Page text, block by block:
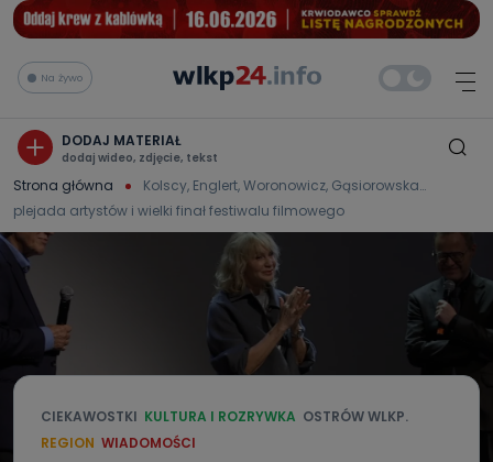
Na żywo
DODAJ MATERIAŁ
dodaj wideo, zdjęcie, tekst
Strona główna
Kolscy, Englert, Woronowicz, Gąsiorowska…
plejada artystów i wielki finał festiwalu filmowego
CIEKAWOSTKI KULTURA I ROZRYWKA OSTRÓW WLKP.
REGION WIADOMOŚCI